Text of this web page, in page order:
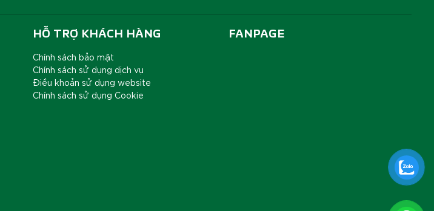
HỖ TRỢ KHÁCH HÀNG
Chính sách bảo mật
Chính sách sử dụng dịch vụ
Điều khoản sử dụng website
Chính sách sử dụng Cookie
FANPAGE